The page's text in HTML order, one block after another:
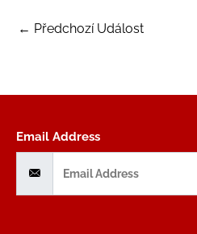
← Předchozí Událost
Email Address